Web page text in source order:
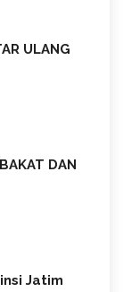
ULANG
DAN
Jatim